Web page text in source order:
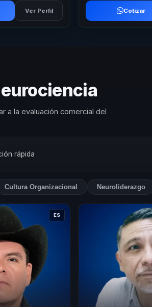
Ver Perfil Cotizar
a la evaluación comercial del
rápida
Cultura Organizacional Neuroliderazgo
ES